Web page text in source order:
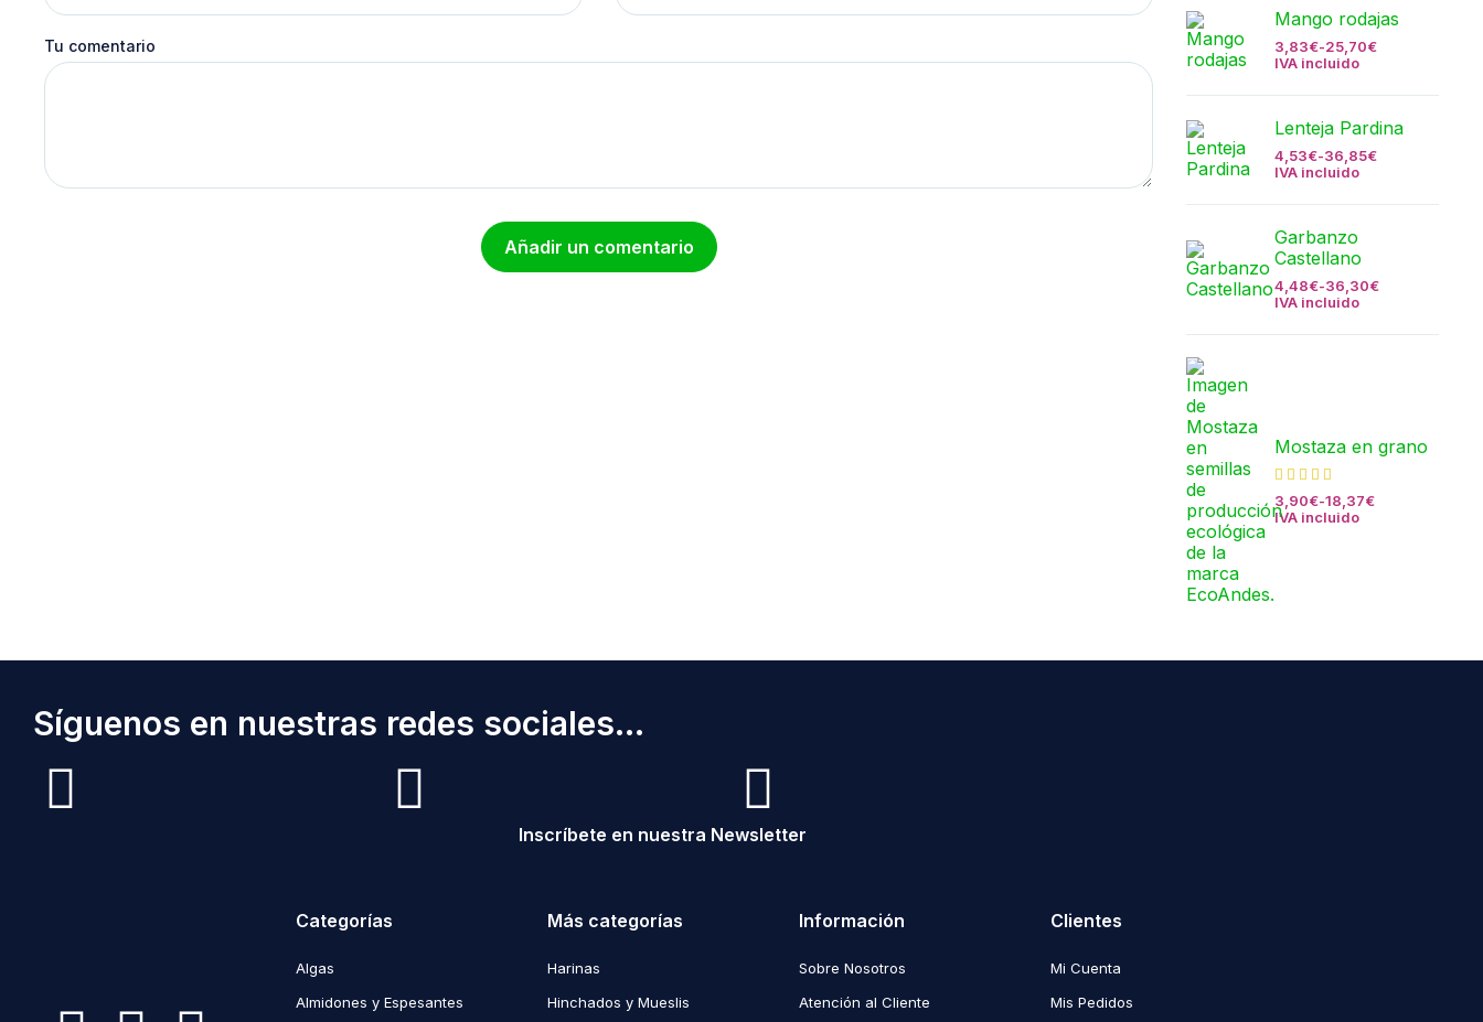
Tu comentario
Añadir un comentario
Mango rodajas
3,83€-25,70€
IVA incluido
Lenteja Pardina
4,53€-36,85€
IVA incluido
Garbanzo
Castellano
4,48€-36,30€
IVA incluido
Mostaza en grano
3,90€-18,37€
IVA incluido
Síguenos en nuestras redes sociales...
Inscríbete en nuestra Newsletter
Categorías
Algas
Almidones y Espesantes
Más categorías
Harinas
Hinchados y Mueslis
Información
Sobre Nosotros
Atención al Cliente
Clientes
Mi Cuenta
Mis Pedidos